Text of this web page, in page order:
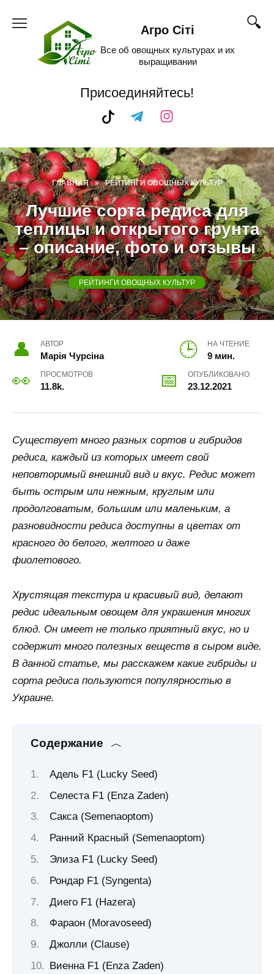
Агро Сіті
Все об овощных культурах и их
выращивании
Присоединяйтесь!
ГЛАВНАЯ » РЕЙТИНГИ ОВОЩНЫХ КУЛЬТУР
Лучшие сорта редиса для
теплицы и открытого грунта
– описание, фото и отзывы
РЕЙТИНГИ ОВОЩНЫХ КУЛЬТУР
АВТОР
Марія Чурсіна
НА ЧТЕНИЕ
9 мин.
ПРОСМОТРОВ
11.8k.
ОПУБЛИКОВАНО
23.12.2021
Существует много разных сортов и гибридов
редиса, каждый из которых имеет свой
неповторимый внешний вид и вкус. Редис может
быть острым или нежным, круглым или
продолговатым, большим или маленьким, а
разновидности редиса доступны в цветах от
красного до белого, желтого и даже
фиолетового.
Хрустящая текстура и красивый вид, делают
редис идеальным овощем для украшения многих
блюд. Он имеет не только приятный вкус, но и
содержит много полезных веществ в сыром виде.
В данной статье, мы расскажем какие гибриды и
сорта редиса пользуются популярностью в
Украине.
Содержание
Адель F1 (Lucky Seed)
Селеста F1 (Enza Zaden)
Сакса (Semenaoptom)
Ранний Красный (Semenaoptom)
Элиза F1 (Lucky Seed)
Рондар F1 (Syngenta)
Диего F1 (Hazera)
Фараон (Moravoseed)
Джолли (Clause)
Виенна F1 (Enza Zaden)